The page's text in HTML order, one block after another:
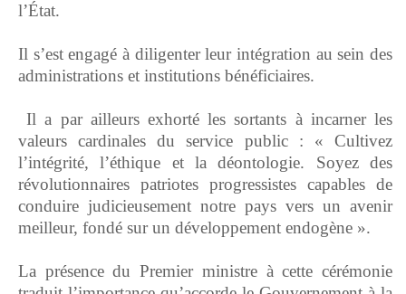
l’État.
‎Il s’est engagé à diligenter leur intégration au sein des
administrations et institutions bénéficiaires.
‎ Il a par ailleurs exhorté les sortants à incarner les
valeurs cardinales du service public : « Cultivez
l’intégrité, l’éthique et la déontologie. Soyez des
révolutionnaires patriotes progressistes capables de
conduire judicieusement notre pays vers un avenir
meilleur, fondé sur un développement endogène ».
‎La présence du Premier ministre à cette cérémonie